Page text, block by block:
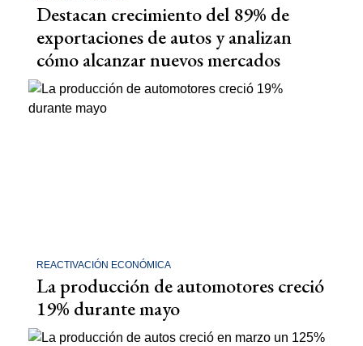
Destacan crecimiento del 89% de
exportaciones de autos y analizan
cómo alcanzar nuevos mercados
REACTIVACIÓN ECONÓMICA
La producción de automotores creció
19% durante mayo